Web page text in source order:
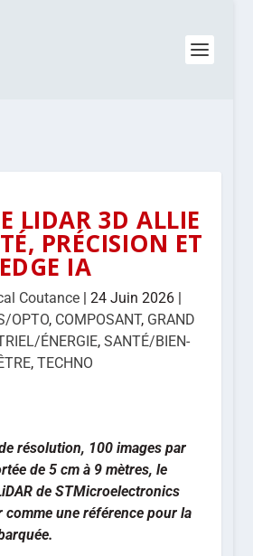
LIDAR 3D ALLIE
PRÉCISION ET
EDGE IA
Coutance |24 Juin 2026 |
OPTO, COMPOSANT, GRAND
ÉNERGIE, SANTÉ/BIEN-
,TECHNO
résolution, 100 images par
de 5 cm à 9 mètres, le
de STMicroelectronics
comme une référence pour la